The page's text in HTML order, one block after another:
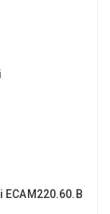
ECAM220.60.B